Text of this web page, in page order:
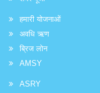
हमारी योजनाओं
अवधि ऋण
ब्रिज लोन
AMSY
ASRY